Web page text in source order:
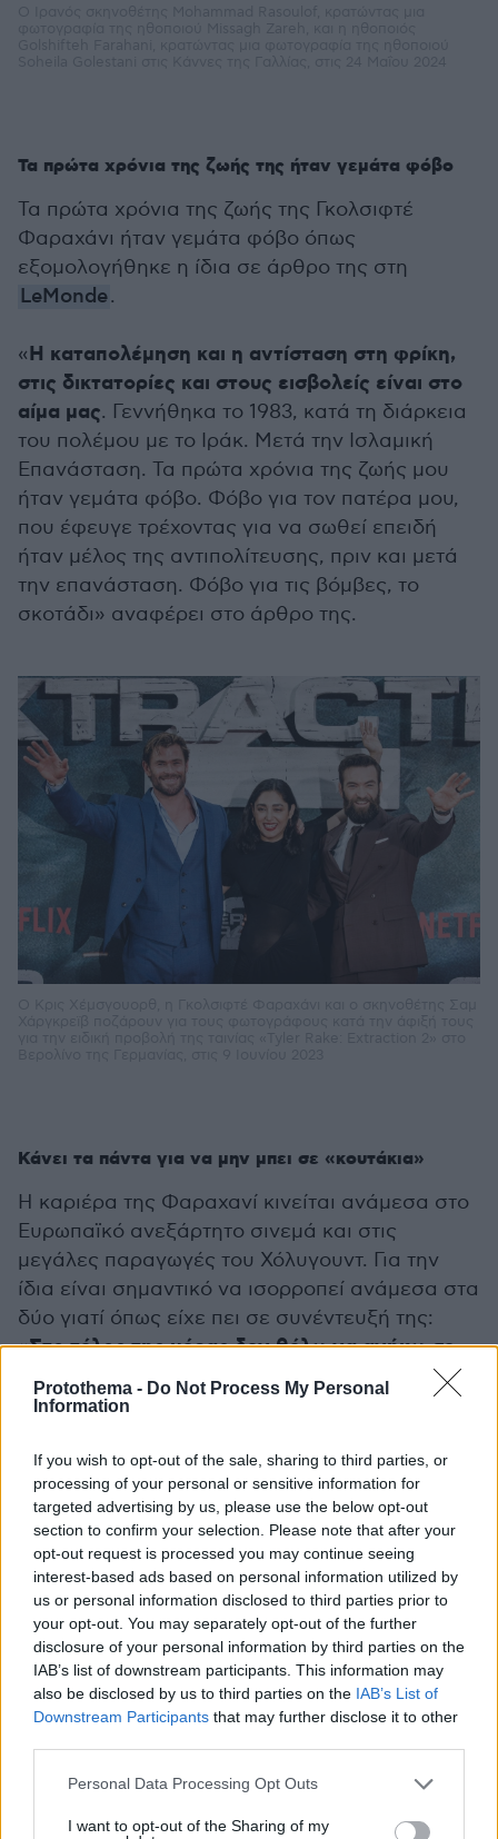
Protothema - Do Not Process My Personal
Information
If you wish to opt-out of the sale, sharing to third parties, or
processing of your personal or sensitive information for
targeted advertising by us, please use the below opt-out
section to confirm your selection. Please note that after your
opt-out request is processed you may continue seeing
interest-based ads based on personal information utilized by
us or personal information disclosed to third parties prior to
your opt-out. You may separately opt-out of the further
disclosure of your personal information by third parties on the
IAB’s list of downstream participants. This information may
also be disclosed by us to third parties on the IAB’s List of
Downstream Participants that may further disclose it to other
Please note that this website/app uses one or more Google
not limited to your visit or usage behaviour. You may click to
Personal Data Processing Opt Outs
I want to opt-out of the Sharing of my
Τα πρώτα χρόνια της ζωής της ήταν γεμάτα φόβο
Τα πρώτα χρόνια της ζωής της Γκολσιφτέ
Φαραχάνι ήταν γεμάτα φόβο όπως
εξομολογήθηκε η ίδια σε άρθρο της στη
LeMonde.
«Η καταπολέμηση και η αντίσταση στη φρίκη,
στις δικτατορίες και στους εισβολείς είναι στο
αίμα μας. Γεννήθηκα το 1983, κατά τη διάρκεια
του πολέμου με το Ιράκ. Μετά την Ισλαμική
Επανάσταση. Τα πρώτα χρόνια της ζωής μου
ήταν γεμάτα φόβο. Φόβο για τον πατέρα μου,
που έφευγε τρέχοντας για να σωθεί επειδή
ήταν μέλος της αντιπολίτευσης, πριν και μετά
την επανάσταση. Φόβο για τις βόμβες, το
σκοτάδι» αναφέρει στο άρθρο της.
Κάνει τα πάντα για να μην μπει σε «κουτάκια»
Η καριέρα της Φαραχανί κινείται ανάμεσα στο
Ευρωπαϊκό ανεξάρτητο σινεμά και στις
μεγάλες παραγωγές του Χόλυγουντ. Για την
ίδια είναι σημαντικό να ισορροπεί ανάμεσα στα
δύο γιατί όπως είχε πει σε συνέντευξή της:
«Στο τέλος της μέρας δεν θέλω να ανήκω σε
κανένα "κουτάκι". Μπορώ να κάνω μικρές
ανεξάρτητες παραγωγές, μπορώ να κάνω
υποκριτική σε οκτώ διαφορετικές γλώσσες.
Όταν έφυγα από το Ιράν, σκέφτηκα πως όταν
πάω στο Χόλυγουντ, θα μου δίνουν μόνο
ρόλους τρομοκράτη σε ταινίες που αφορούν τη
Μέση Ανατολή. Και αυτό δεν το ήθελα.Έκανα
τα πάντα για να το "σπάσω" αυτό».